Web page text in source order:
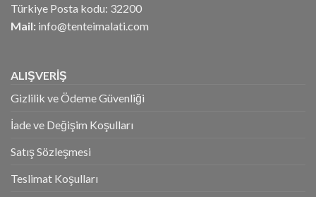
Türkiye Posta kodu: 32200
Mail: info@tenteimalati.com
ALIŞVERİŞ
Gizlilik ve Ödeme Güvenliği
İade ve Değişim Koşulları
Satış Sözleşmesi
Teslimat Koşulları